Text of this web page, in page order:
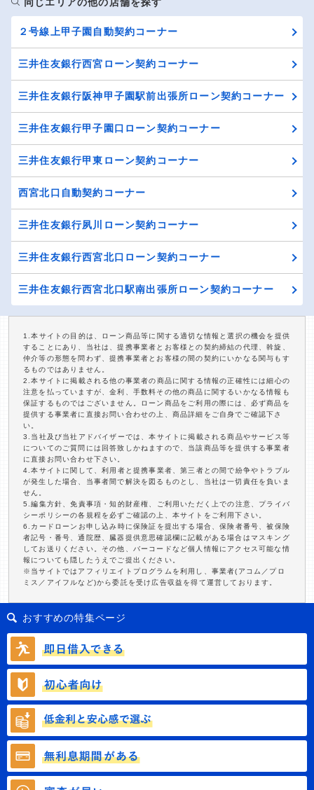
２号線上甲子園自動契約コーナー
三井住友銀行西宮ローン契約コーナー
三井住友銀行阪神甲子園駅前出張所ローン契約コーナー
三井住友銀行甲子園口ローン契約コーナー
三井住友銀行甲東ローン契約コーナー
西宮北口自動契約コーナー
三井住友銀行夙川ローン契約コーナー
三井住友銀行西宮北口ローン契約コーナー
三井住友銀行西宮北口駅南出張所ローン契約コーナー
1.本サイトの目的は、ローン商品等に関する適切な情報と選択の機会を提供
することにあり、当社は、提携事業者とお客様との契約締結の代理、斡旋、
仲介等の形態を問わず、提携事業者とお客様の間の契約にいかなる関与もす
るものではありません。
2.本サイトに掲載される他の事業者の商品に関する情報の正確性には細心の
注意を払っていますが、金利、手数料その他の商品に関するいかなる情報も
保証するものではございません。ローン商品をご利用の際には、必ず商品を
提供する事業者に直接お問い合わせの上、商品詳細をご自身でご確認下さ
い。
3.当社及び当社アドバイザーでは、本サイトに掲載される商品やサービス等
についてのご質問には回答致しかねますので、当該商品等を提供する事業者
に直接お問い合わせ下さい。
4.本サイトに関して、利用者と提携事業者、第三者との間で紛争やトラブル
が発生した場合、当事者間で解決を図るものとし、当社は一切責任を負いま
せん。
5.編集方針、免責事項・知的財産権、ご利用いただく上での注意、プライバ
シーポリシーの各規程を必ずご確認の上、本サイトをご利用下さい。
6.カードローンお申し込み時に保険証を提出する場合、保険者番号、被保険
者記号・番号、通院歴、臓器提供意思確認欄に記載がある場合はマスキング
してお送りください。その他、バーコードなど個人情報にアクセス可能な情
報についても隠したうえでご提出ください。
※当サイトではアフィリエイトプログラムを利用し、事業者(アコム／プロ
ミス／アイフルなど)から委託を受け広告収益を得て運営しております。
おすすめの特集ページ